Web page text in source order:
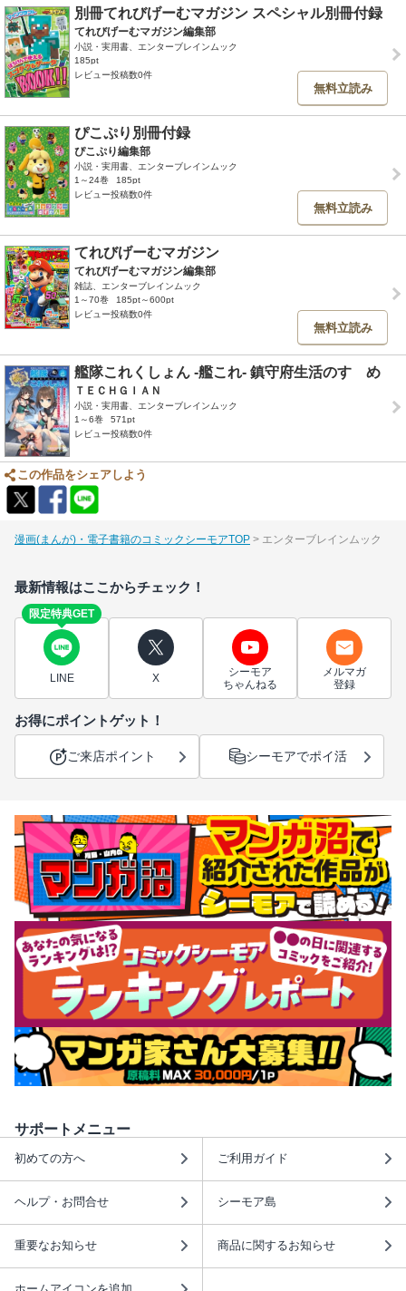
別冊てれびげーむマガジン スペシャル別冊付録
てれびげーむマガジン編集部
小説・実用書、エンターブレインムック
185pt
レビュー投稿数0件
無料立読み
ぴこぷり別冊付録
ぴこぷり編集部
小説・実用書、エンターブレインムック
1～24巻
185pt
レビュー投稿数0件
無料立読み
てれびげーむマガジン
てれびげーむマガジン編集部
雑誌、エンターブレインムック
1～70巻
185pt～600pt
レビュー投稿数0件
無料立読み
艦隊これくしょん -艦これ- 鎮守府生活のすゝめ
ＴＥＣＨＧＩＡＮ
小説・実用書、エンターブレインムック
1～6巻
571pt
レビュー投稿数0件
この作品をシェアしよう
漫画(まんが)・電子書籍のコミックシーモアTOP エンターブレインムック
最新情報はここからチェック！
限定特典GET
LINE X
シーモア
ちゃんねる
メルマガ
登録
お得にポイントゲット！
ご来店ポイント シーモアでポイ活
サポートメニュー
初めての方へ ご利用ガイド
ヘルプ・お問合せ シーモア島
重要なお知らせ 商品に関するお知らせ